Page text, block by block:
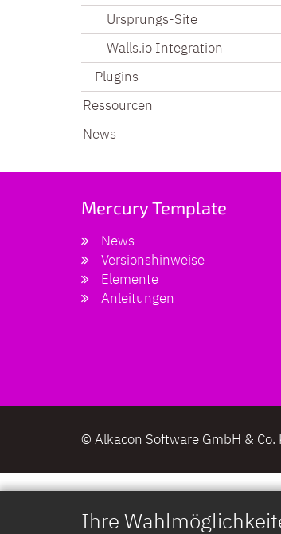
Ihre
Ursprungs-Site
Walls.io Integration
Plugins
Ressourcen
News
Mercury Template
News
Versionshinweise
Elemente
Anleitungen
© Alkacon Software GmbH & Co.